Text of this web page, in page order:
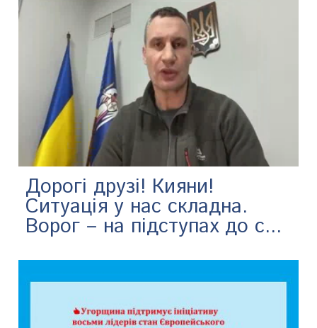
Дорогі друзі! Кияни!
Ситуація у нас складна.
Ворог – на підступах до с...